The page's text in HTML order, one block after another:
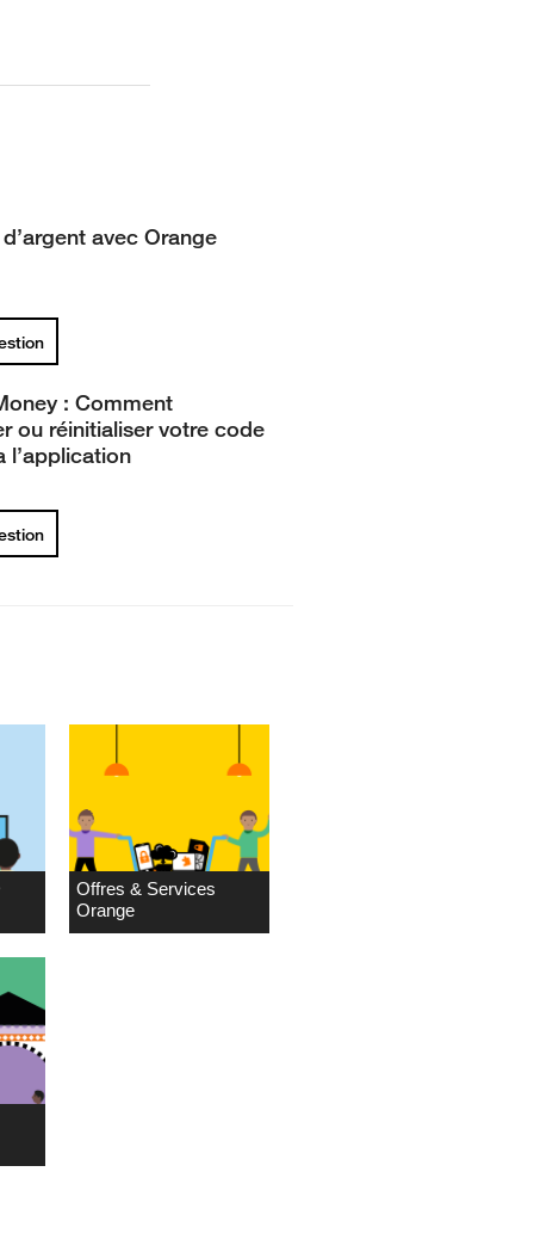
avec Orange
: Comment
ou réinitialiser votre code
l’application
Offres & Services
Orange